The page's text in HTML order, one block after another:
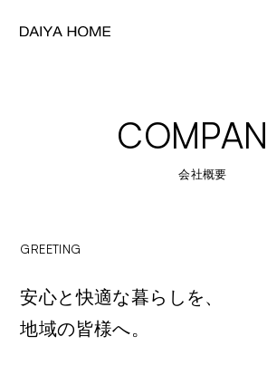
会社概要
GREETING
安心と快適な暮らしを、
地域の皆様へ。